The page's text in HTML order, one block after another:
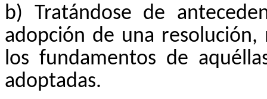
b) Tratándose de
adopción de una
los fundamentos de
adoptadas.